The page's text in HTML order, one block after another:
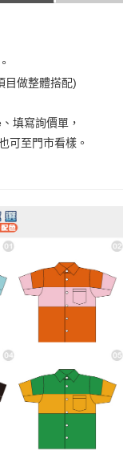
目做整體搭配)
填寫詢價單，
可至門市看樣。